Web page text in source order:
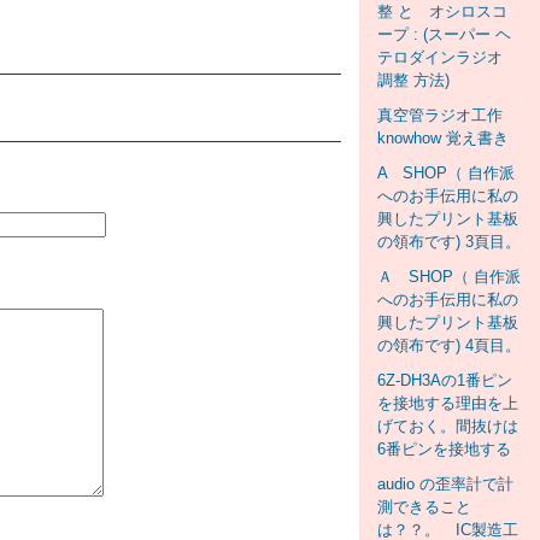
整 と オシロスコ
ープ : (スーパー ヘ
テロダインラジオ
調整 方法)
真空管ラジオ工作
knowhow 覚え書き
A SHOP（ 自作派
へのお手伝用に私の
興したプリント基板
の領布です) 3頁目。
Ａ SHOP（ 自作派
へのお手伝用に私の
興したプリント基板
の領布です) 4頁目。
6Z-DH3Aの1番ピン
を接地する理由を上
げておく。間抜けは
6番ピンを接地する
audio の歪率計で計
測できること
は？？。 IC製造工